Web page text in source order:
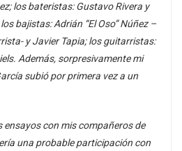
los bateristas: Gustavo Rivera y
bajistas: Adrián “El Oso” Núñez –
y Javier Tapia; los guitarristas:
Además, sorpresivamente mi
subió por primera vez a un
ensayos con mis compañeros de
una probable participación con